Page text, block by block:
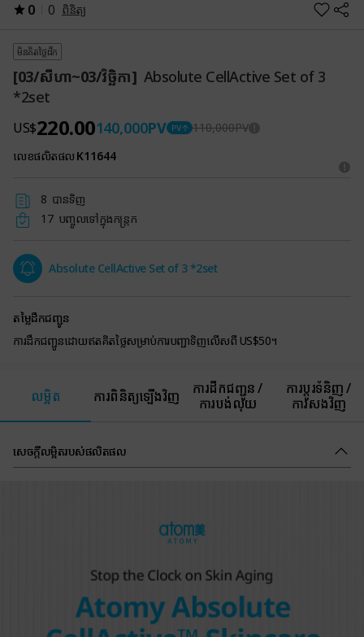
0 0 ពិនិត្យ
មិនគិតថ្លៃដឹក
[03/សីហា~03/វិច្ឆិកា] Absolute CellActive Set of 3
*2set
US$220.00140,000PV 110,000PV
លេខផលិតផលK11644
8 បានទិញ
17 បញ្ចូលទៅក្នុងកន្ត្រក
Absolute CellActive Set of 3 *2set
តម្លៃដឹកជញ្ជូន
ការដឹកជញ្ជូនដោយឥតគិតថ្លៃសម្រាប់ការបញ្ជាទិញលើសពី US$50។
លម្អិត ការពិនិត្យឡើងវិញ
ការដឹកជញ្ជូន /
ការបង់លុយ
ការប្តូរទំនិញ /
ការសងវិញ
សេចក្ដីលម្អិតរបស់ផលិតផល